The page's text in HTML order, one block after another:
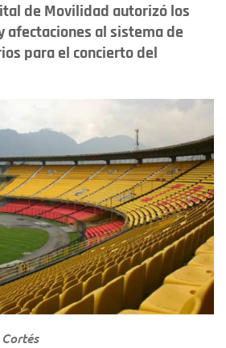
de Movilidad autorizó los
afectaciones al sistema de
para el concierto del